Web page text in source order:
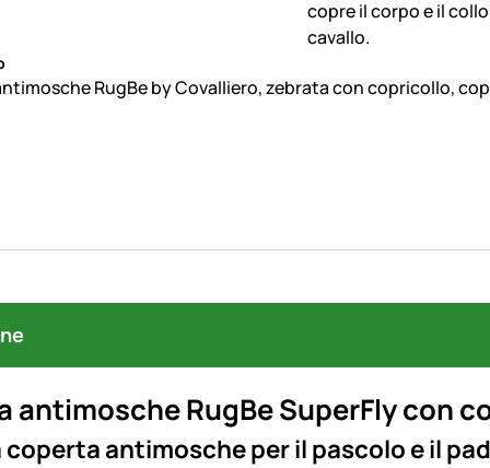
Coperta antimosche RugBe by Covalliero, zebrata
antimosche RugBe SuperFly con
antimosche per il pascolo e il